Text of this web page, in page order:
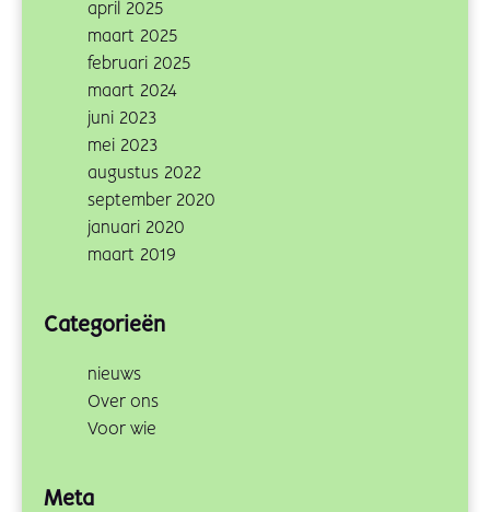
april 2025
maart 2025
februari 2025
maart 2024
juni 2023
mei 2023
augustus 2022
september 2020
januari 2020
maart 2019
Categorieën
nieuws
Over ons
Voor wie
Meta